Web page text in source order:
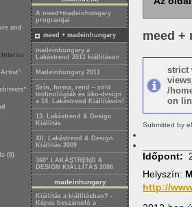
and
Interior
(8)
A meed+madeinhungary
programjai
meed + madeinhungary
madeinhungary a
Lakástrend 2011 kiállításon
Madeinhungary 2011
Szín, forma, rend – zöld
technológiák és öko-design
a 14. Lakástrend Kiállításon!
13. Lakástrend & Design
Kiállítás
XII. Lakástrend & Design
Kiállítás 2009
360° LAKÁSTREND &
DESIGN KIÁLLÍTÁS 2008
madeinhungary
Kiállítás a kiállításban? -
Képes beszámoló a
meed +
strict
/
on
Submitted by
Időpont:
Helyszín:
http://